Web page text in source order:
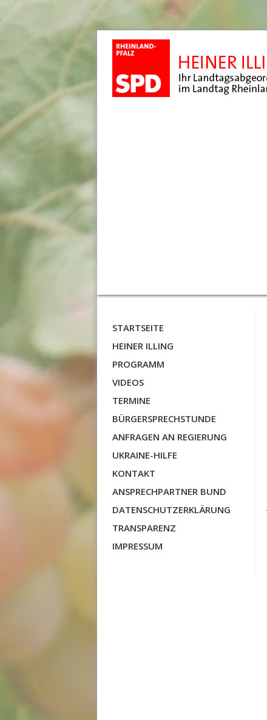
STARTSEITE
HEINER ILLING
PROGRAMM
VIDEOS
TERMINE
BÜRGERSPRECHSTUNDE
ANFRAGEN AN REGIERUNG
UKRAINE-HILFE
KONTAKT
ANSPRECHPARTNER BUND
DATENSCHUTZERKLÄRUNG
TRANSPARENZ
IMPRESSUM